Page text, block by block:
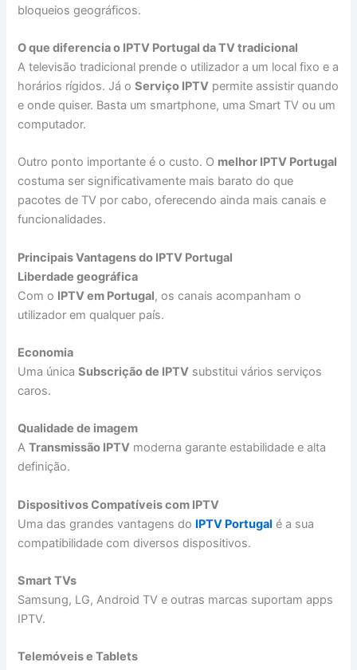
bloqueios geográficos.
O que diferencia o IPTV Portugal da TV tradicional
A televisão tradicional prende o utilizador a um local fixo e a
horários rígidos. Já oServiço IPTV permite assistir quando
e onde quiser. Basta um smartphone, uma Smart TV ou um
computador.
Outro ponto importante é o custo. O melhor IPTV Portugal
costuma ser significativamente mais barato do que
pacotes de TV por cabo, oferecendo ainda mais canais e
funcionalidades.
Principais Vantagens do IPTV Portugal
Liberdade geográfica
Com o IPTV em Portugal, os canais acompanham o
utilizador em qualquer país.
Economia
Uma únicaSubscrição de IPTV substitui vários serviços
caros.
Qualidade de imagem
ATransmissão IPTV moderna garante estabilidade e alta
definição.
Dispositivos Compatíveis com IPTV
Uma das grandes vantagens do IPTV Portugal é a sua
compatibilidade com diversos dispositivos.
Smart TVs
Samsung, LG, Android TV e outras marcas suportam apps
IPTV.
Telemóveis e Tablets